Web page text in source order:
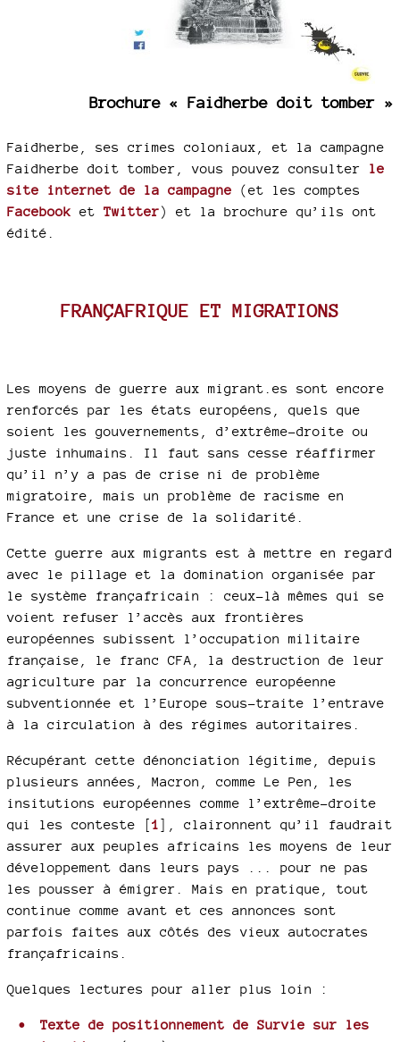
Brochure « Faidherbe doit tomber »
Faidherbe, ses crimes coloniaux, et la campagne
Faidherbe doit tomber, vous pouvez consulter le
site internet de la campagne (et les comptes
Facebook et Twitter) et la brochure qu’ils ont
édité.
FRANÇAFRIQUE ET MIGRATIONS
Les moyens de guerre aux migrant.es sont encore
renforcés par les états européens, quels que
soient les gouvernements, d’extrême-droite ou
juste inhumains. Il faut sans cesse réaffirmer
qu’il n’y a pas de crise ni de problème
migratoire, mais un problème de racisme en
France et une crise de la solidarité.
Cette guerre aux migrants est à mettre en regard
avec le pillage et la domination organisée par
le système françafricain : ceux-là mêmes qui se
voient refuser l’accès aux frontières
européennes subissent l’occupation militaire
française, le franc CFA, la destruction de leur
agriculture par la concurrence européenne
subventionnée et l’Europe sous-traite l’entrave
à la circulation à des régimes autoritaires.
Récupérant cette dénonciation légitime, depuis
plusieurs années, Macron, comme Le Pen, les
insitutions européennes comme l’extrême-droite
qui les conteste [1]
, claironnent qu’il faudrait
assurer aux peuples africains les moyens de leur
développement dans leurs pays ... pour ne pas
les pousser à émigrer. Mais en pratique, tout
continue comme avant et ces annonces sont
parfois faites aux côtés des vieux autocrates
françafricains.
Quelques lectures pour aller plus loin :
Texte de positionnement de Survie sur les